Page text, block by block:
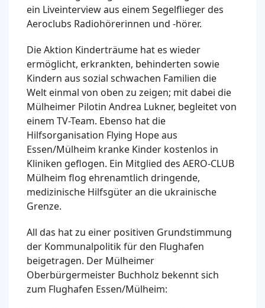
ein Liveinterview aus einem Segelflieger des
Aeroclubs Radiohörerinnen und -hörer.
Die Aktion Kinderträume hat es wieder
ermöglicht, erkrankten, behinderten sowie
Kindern aus sozial schwachen Familien die
Welt einmal von oben zu zeigen; mit dabei die
Mülheimer Pilotin Andrea Lukner, begleitet von
einem TV-Team. Ebenso hat die
Hilfsorganisation Flying Hope aus
Essen/Mülheim kranke Kinder kostenlos in
Kliniken geflogen. Ein Mitglied des AERO-CLUB
Mülheim flog ehrenamtlich dringende,
medizinische Hilfsgüter an die ukrainische
Grenze.
All das hat zu einer positiven Grundstimmung
der Kommunalpolitik für den Flughafen
beigetragen. Der Mülheimer
Oberbürgermeister Buchholz bekennt sich
zum Flughafen Essen/Mülheim: